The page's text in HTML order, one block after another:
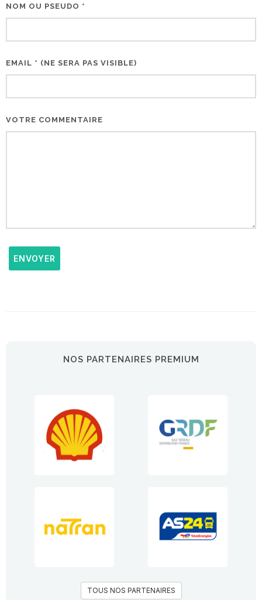
NOM OU PSEUDO *
EMAIL * (NE SERA PAS VISIBLE)
VOTRE COMMENTAIRE
ENVOYER
NOS PARTENAIRES PREMIUM
TOUS NOS PARTENAIRES